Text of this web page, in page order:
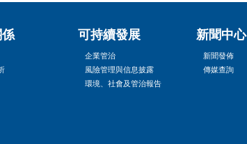
可持續發展
企業管治
風險管理與信息披露
環境、社會及管治報告
新聞中心
新聞發佈
傳媒查詢